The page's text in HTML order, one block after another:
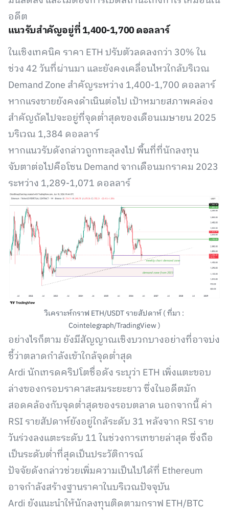
อดีต
แนวรับสำคัญอยู่ที่ 1,400-1,700 ดอลลาร์
ในเชิงเทคนิค ราคา ETH ปรับตัวลดลงกว่า 30% ใน
ช่วง 42 วันที่ผ่านมา และยังคงเคลื่อนไหวใกล้บริเวณ
Demand Zone สำคัญระหว่าง 1,400-1,700 ดอลลาร์
หากแรงขายยังคงดำเนินต่อไป เป้าหมายสภาพคล่อง
สำคัญถัดไปจะอยู่ที่จุดต่ำสุดของเดือนเมษายน 2025
บริเวณ 1,384 ดอลลาร์
หากแนวรับดังกล่าวถูกทะลุลงไป พื้นที่ที่นักลงทุน
จับตาต่อไปคือโซน Demand จากเดือนมกราคม 2023
ระหว่าง 1,289-1,071 ดอลลาร์
วิเคราะห์กราฟ ETH/USDT รายสัปดาห์ ( ที่มา :
Cointelegraph/TradingView )
อย่างไรก็ตาม ยังมีสัญญาณเชิงบวกบางอย่างที่อาจบ่ง
ชี้ว่าตลาดกำลังเข้าใกล้จุดต่ำสุด
Ardi นักเทรดคริปโตชื่อดัง ระบุว่า ETH เพิ่งแตะขอบ
ล่างของกรอบราคาสะสมระยะยาว ซึ่งในอดีตมัก
สอดคล้องกับจุดต่ำสุดของรอบตลาด นอกจากนี้ ค่า
RSI รายสัปดาห์ยังอยู่ใกล้ระดับ 31 หลังจาก RSI ราย
วันร่วงลงแตะระดับ 11 ในช่วงการเทขายล่าสุด ซึ่งถือ
เป็นระดับต่ำที่สุดเป็นประวัติการณ์
ปัจจัยดังกล่าวช่วยเพิ่มความเป็นไปได้ที่ Ethereum
อาจกำลังสร้างฐานราคาในบริเวณปัจจุบัน
Ardi ยังแนะนำให้นักลงทุนติดตามกราฟ ETH/BTC